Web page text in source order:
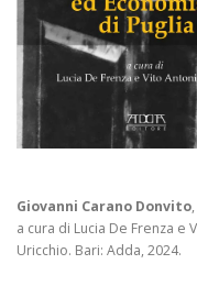
Giovanni Carano Donvito,
a cura di Lucia De Frenza e
Uricchio. Bari: Adda, 2024.